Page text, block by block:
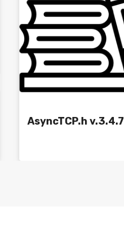
AsyncTCP.h v.3.4.7